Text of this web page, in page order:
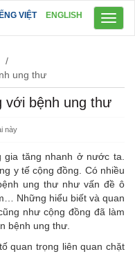
VIỆT ENGLISH
/
ung thư
với bệnh ung thư
này
tăng nhanh ở nước ta.
y tế cộng đồng. Có nhiều
ung thư như vấn đề ô
Những hiểu biết và quan
như cộng đồng đã làm
bệnh ung thư.
quan trọng liên quan chặt